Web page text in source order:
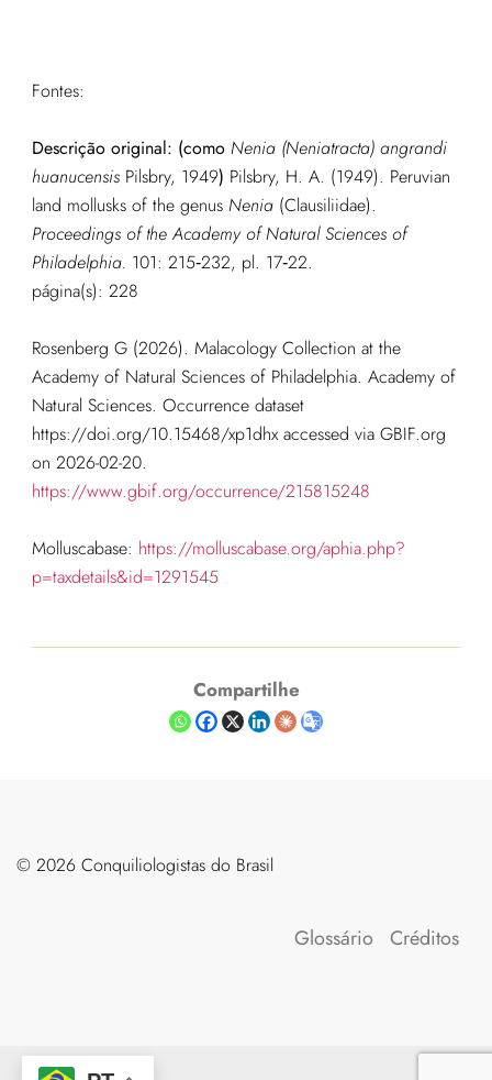
Fontes:
Descrição original: (como Nenia (Neniatracta) angrandi
huanucensisPilsbry, 1949) Pilsbry, H. A. (1949). Peruvian
land mollusks of the genus Nenia (Clausiliidae).
Proceedings of the Academy of Natural Sciences of
Philadelphia. 101: 215‑232, pl. 17‑22.
página(s): 228
Rosenberg G (2026). Malacology Collection at the
Academy of Natural Sciences of Philadelphia. Academy of
Natural Sciences. Occurrence dataset
https://doi.org/10.15468/xp1dhx accessed via GBIF.org
on 2026-02-20.
https://www.gbif.org/occurrence/215815248
Molluscabase: https://molluscabase.org/aphia.php?
p=taxdetails&id=1291545
Compartilhe
©️ 2026 Conquiliologistas do Brasil
Glossário Créditos